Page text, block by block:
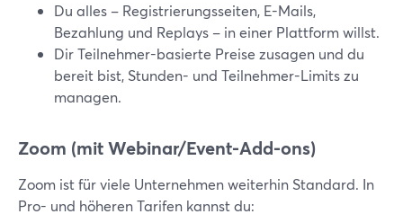
Du alles – Registrierungsseiten, E-Mails,
Bezahlung und Replays – in einer Plattform willst.
Dir Teilnehmer-basierte Preise zusagen und du
bereit bist, Stunden- und Teilnehmer-Limits zu
managen.
Zoom (mit Webinar/Event-Add-ons)
Zoom ist für viele Unternehmen weiterhin Standard. In
Pro- und höheren Tarifen kannst du: